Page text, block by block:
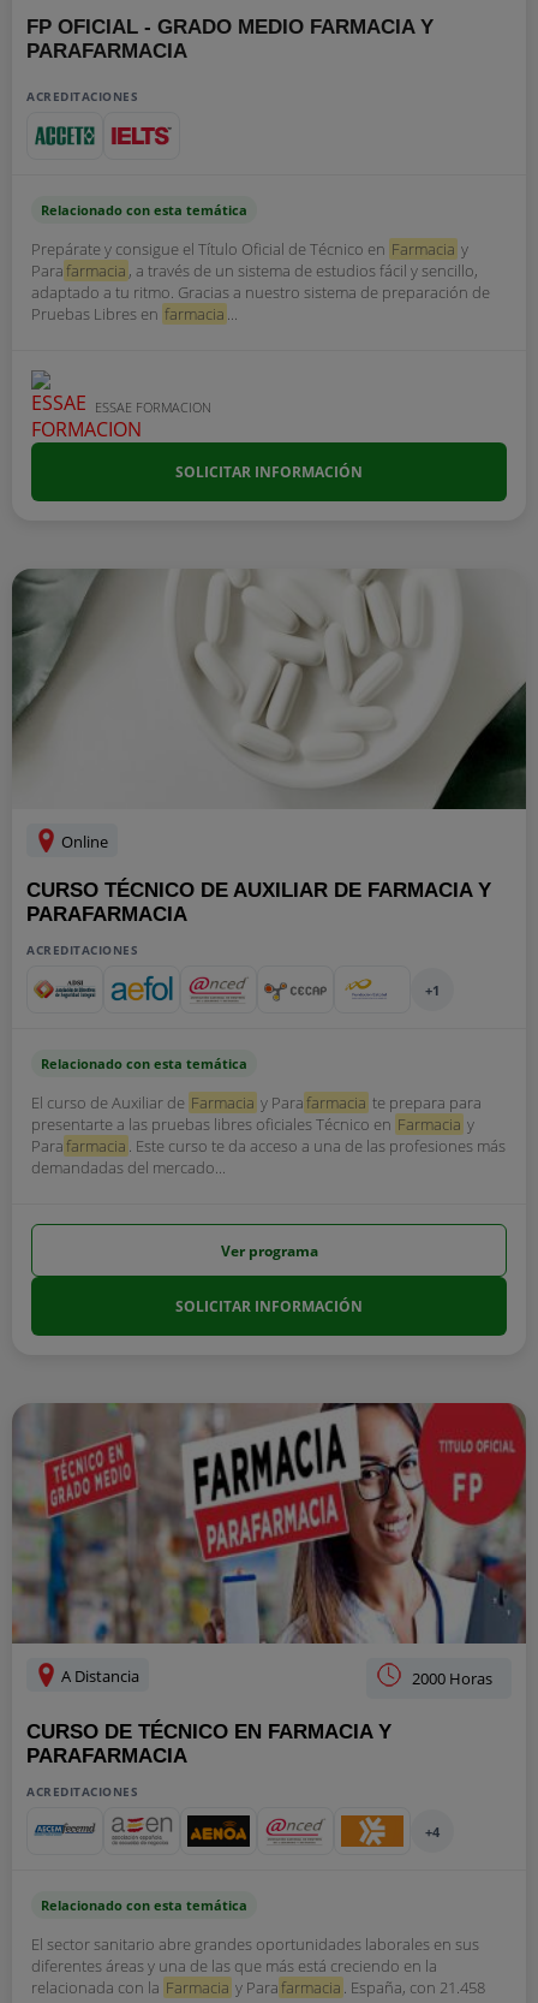
FP OFICIAL - GRADO MEDIO FARMACIA Y
PARAFARMACIA
ACREDITACIONES
Relacionado con esta temática
Prepárate y consigue el Título Oficial de Técnico en Farmacia y
Parafarmacia , a través de un sistema de estudios fácil y sencillo,
adaptado a tu ritmo. Gracias a nuestro sistema de preparación de
Pruebas Libres en farmacia ...
ESSAE FORMACION
SOLICITAR INFORMACIÓN
Online
CURSO TÉCNICO DE AUXILIAR DE FARMACIA Y
PARAFARMACIA
ACREDITACIONES
+1
Relacionado con esta temática
El curso de Auxiliar de Farmacia y Parafarmacia te prepara para
presentarte a las pruebas libres oficiales Técnico en Farmacia y
Parafarmacia . Este curso te da acceso a una de las profesiones más
demandadas del mercado...
Ver programa
SOLICITAR INFORMACIÓN
A Distancia 2000 Horas
CURSO DE TÉCNICO EN FARMACIA Y
PARAFARMACIA
ACREDITACIONES
+4
Relacionado con esta temática
El sector sanitario abre grandes oportunidades laborales en sus
diferentes áreas y una de las que más está creciendo en la
relacionada con la Farmacia y Parafarmacia . España, con 21.458